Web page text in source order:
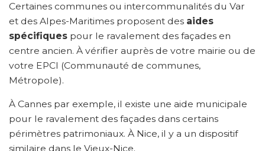
Certaines communes ou intercommunalités du Var
et des Alpes-Maritimes proposent des aides
spécifiques pour le ravalement des façades en
centre ancien. À vérifier auprès de votre mairie ou de
votre EPCI (Communauté de communes,
Métropole).
À Cannes par exemple, il existe une aide municipale
pour le ravalement des façades dans certains
périmètres patrimoniaux. À Nice, il y a un dispositif
similaire dans le Vieux-Nice.